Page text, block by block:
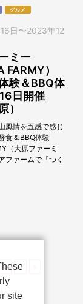
グルメ
日 〜2023年12
ミー
FARMY）
験＆BBQ体
日開催
）
風情を五感で感じ
食＆BBQ体験
（大原ファーミ
ファームで「つく
8 9
site